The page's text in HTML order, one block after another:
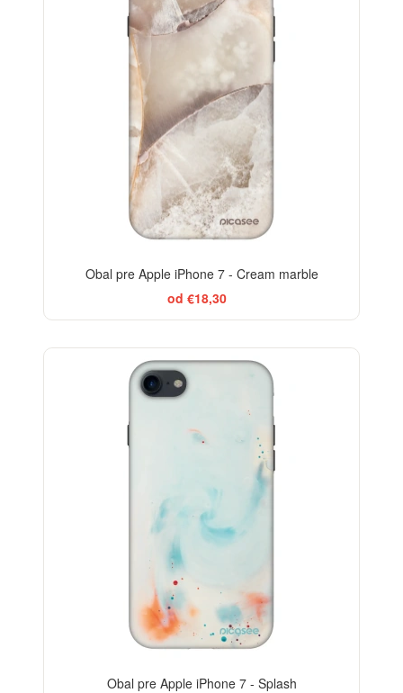
Obal pre Apple iPhone 7 - Cream marble
od €18,30
Obal pre Apple iPhone 7 - Splash